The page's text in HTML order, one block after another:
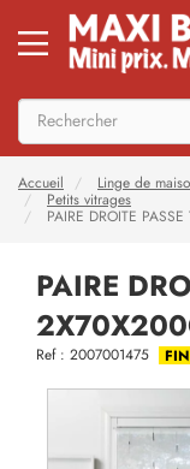
Accueil Linge de
Petits vitrages
PAIRE DROITE
PAIRE
Ref : 2007001475